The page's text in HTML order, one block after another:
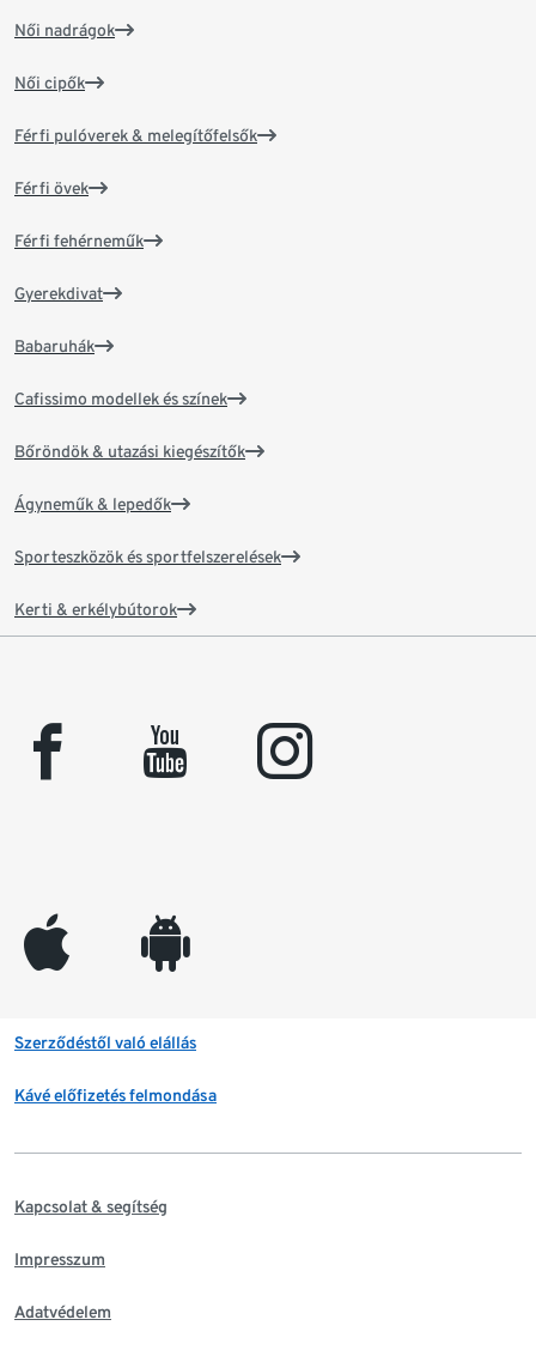
Női nadrágok
Női cipők
Férfi pulóverek & melegítőfelsők
Férfi övek
Férfi fehérneműk
Gyerekdivat
Babaruhák
Cafissimo modellek és színek
Bőröndök & utazási kiegészítők
Ágyneműk & lepedők
Sporteszközök és sportfelszerelések
Kerti & erkélybútorok
facebook youtube instagram
appleinc android
Szerződéstől való elállás
Kávé előfizetés felmondása
Kapcsolat & segítség
Impresszum
Adatvédelem